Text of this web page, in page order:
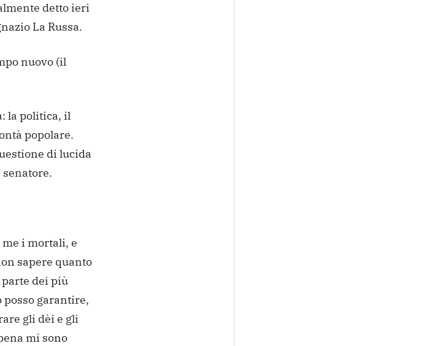
detto ieri
La Russa.
nuovo (il
la politica, il
popolare.
di lucida
i mortali, e
sapere quanto
dei più
posso garantire,
gli dèi e gli
mi sono